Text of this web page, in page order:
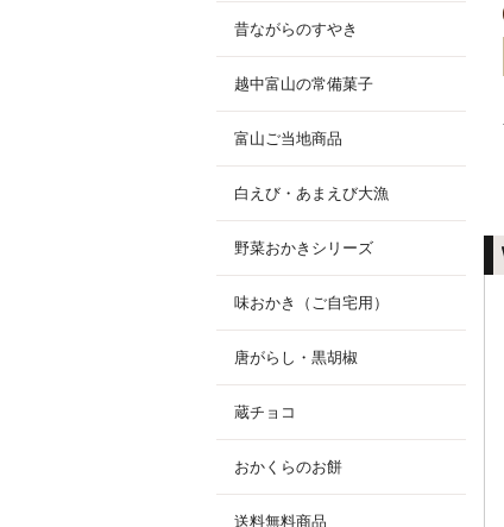
昔ながらのすやき
越中富山の常備菓子
富山ご当地商品
白えび・あまえび大漁
野菜おかきシリーズ
味おかき（ご自宅用）
唐がらし・黒胡椒
蔵チョコ
おかくらのお餅
送料無料商品